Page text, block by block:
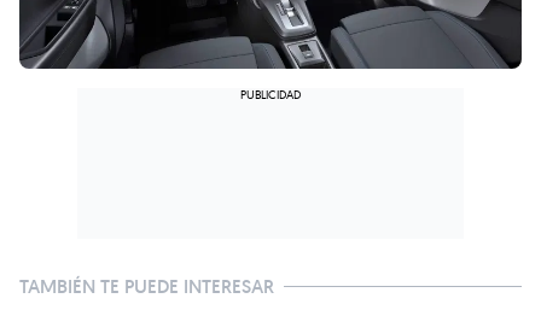
TAMBIÉN TE PUEDE INTERESAR